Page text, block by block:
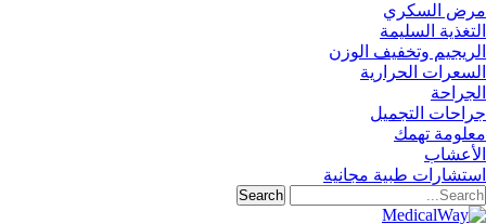
مرض السكري
التغذية السليمة
الريجيم وتخفيف الوزن
السعرات الحرارية
الجراحة
جراحات التجميل
معلومة تهمك
الأعشاب
استشارات طبية مجانية